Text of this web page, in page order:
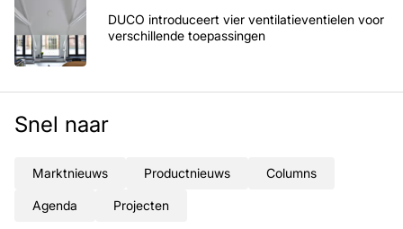
DUCO introduceert vier ventilatieventielen voor
verschillende toepassingen
Snel naar
Marktnieuws Productnieuws Columns
Agenda Projecten